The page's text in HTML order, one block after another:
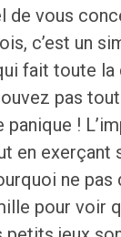
de vous
c’est un
fait toute la
pas
panique !
en exerçant
ne
pour voir